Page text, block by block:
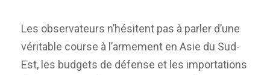
Les observateurs n’hésitent pas à parler d’une
véritable course à l’armement en Asie du Sud-
Est, les budgets de défense et les importations